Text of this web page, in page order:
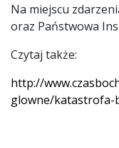
Na miejscu
oraz Państwowa
Czytaj także:
http://
glowne/katastrofa-